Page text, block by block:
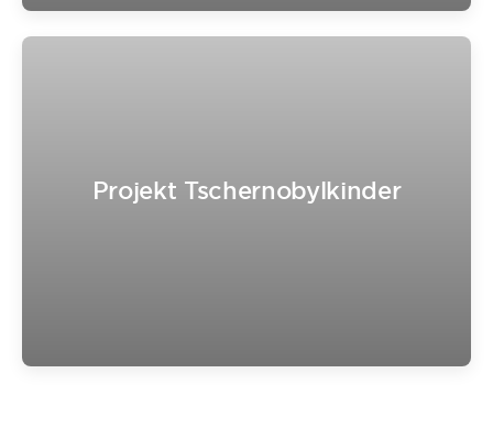
Projekt Tschernobylkinder